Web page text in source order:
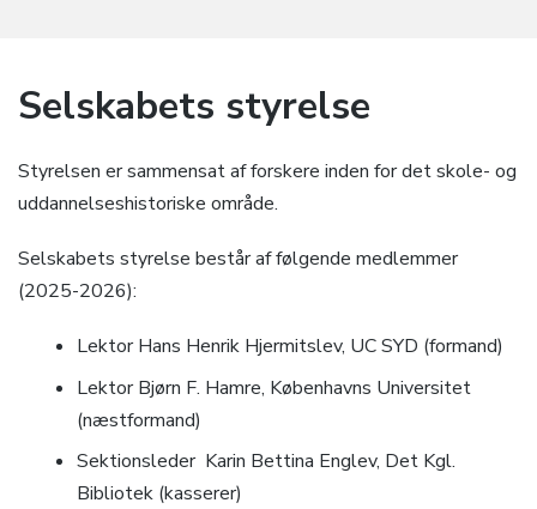
Selskabets styrelse
Styrelsen er sammensat af forskere inden for det skole- og
uddannelseshistoriske område.
Selskabets styrelse består af følgende medlemmer
(2025-2026):
Lektor Hans Henrik Hjermitslev, UC SYD (formand)
Lektor Bjørn F. Hamre, Københavns Universitet
(næstformand)
Sektionsleder Karin Bettina Englev, Det Kgl.
Bibliotek (kasserer)